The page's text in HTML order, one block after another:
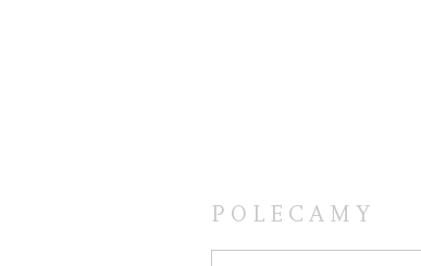
POLECAMY